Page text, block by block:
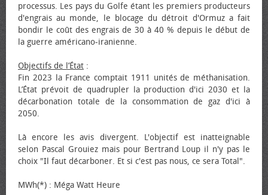
processus. Les pays du Golfe étant les premiers producteurs
d'engrais au monde, le blocage du détroit d'Ormuz a fait
bondir le coût des engrais de 30 à 40 % depuis le début de
la guerre américano-iranienne.
Objectifs de l’État :
Fin 2023 la France comptait 1911 unités de méthanisation.
L’État prévoit de quadrupler la production d'ici 2030 et la
décarbonation totale de la consommation de gaz d'ici à
2050.
Là encore les avis divergent. L'objectif est inatteignable
selon Pascal Grouiez mais pour Bertrand Loup il n'y pas le
choix "Il faut décarboner. Et si c'est pas nous, ce sera Total".
MWh(*) : Méga Watt Heure